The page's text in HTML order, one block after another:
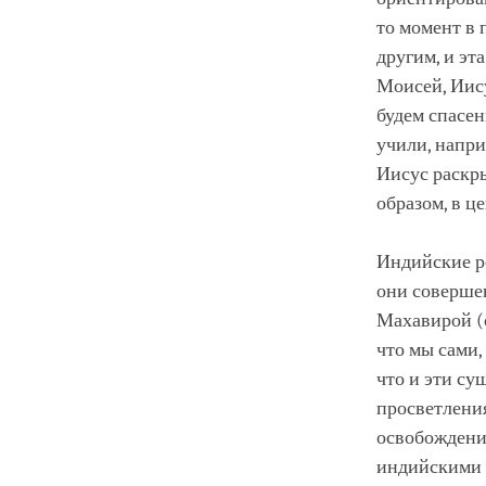
то момент в
другим, и
Моисей,
будем
учили,
Иисус
образом, в
Индийские
они
Махавирой
что мы сами,
что и эти
индийскими